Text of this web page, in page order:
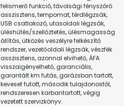
felismerő funkció, távolsági fényszóró
asszisztens, tempomat, térdlégzsák,
USB csatlakozó, utasoldali légzsák,
üléshűtés/szellőztetés, ülésmagasság
állítás, ütközés veszélyre felkészítő
rendszer, vezetőoldali légzsák, vészfék
asszisztens, azonnal elvihető, ÁFA
visszaigényelhető, garanciális,
garantált km futás, garázsban tartott,
keveset futott, második tulajdonostól,
rendszeresen karbantartott, végig
vezetett szervizkönyv.